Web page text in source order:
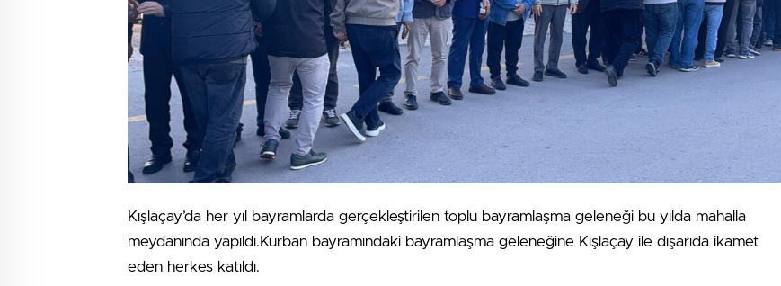
Kışlaçay’da her yıl bayramlarda gerçekleştirilen toplu bayramlaşma geleneği bu yılda mahalla
meydanında yapıldı.Kurban bayramındaki bayramlaşma geleneğine Kışlaçay ile dışarıda ikamet
eden herkes katıldı.